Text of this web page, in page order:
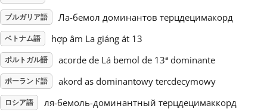
Українська
简体中文
繁體中文
ブルガリア語 Ла-бемол доминантов терцдецимакорд
ベトナム語 hợp âm La giáng át 13
ポルトガル語 acorde de Lá bemol de 13ª dominante
ポーランド語 akord as dominantowy tercdecymowy
ロシア語 ля-бемоль-доминантный терцдецимаккорд